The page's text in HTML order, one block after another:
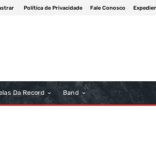
Política de Privacidade Fale Conosco
Da Record Band